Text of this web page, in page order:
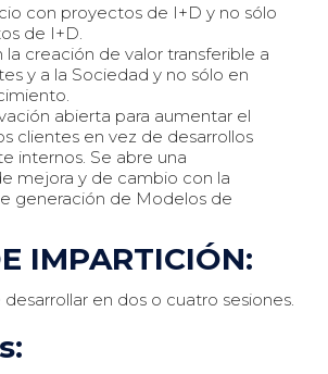
con proyectos de I+D y no sólo
de I+D.
la creación de valor transferible a
y a la Sociedad y no sólo en
abierta para aumentar el
clientes en vez de desarrollos
internos. Se abre una
mejora y de cambio con la
generación de Modelos de
IMPARTICIÓN:
en dos o cuatro sesiones.